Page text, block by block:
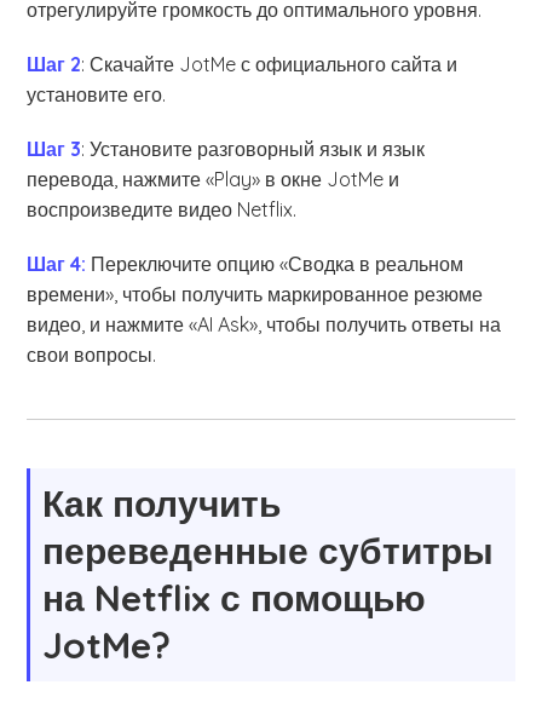
отрегулируйте громкость до оптимального уровня.
Шаг 2: Скачайте JotMe с официального сайта и
установите его.
Шаг 3: Установите разговорный язык и язык
перевода, нажмите «Play» в окне JotMe и
воспроизведите видео Netflix.
Шаг 4: Переключите опцию «Сводка в реальном
времени», чтобы получить маркированное резюме
видео, и нажмите «AI Ask», чтобы получить ответы на
свои вопросы.
Как получить
переведенные субтитры
на Netflix с помощью
JotMe?